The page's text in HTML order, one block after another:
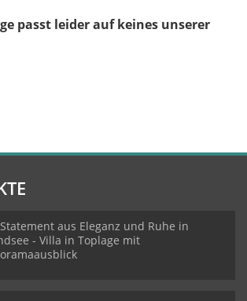
passt leider auf keines unserer
aus Eleganz und Ruhe in
- Villa in Toplage mit